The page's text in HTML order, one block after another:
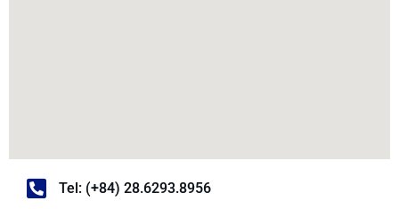
Tel: (+84) 28.6293.8956